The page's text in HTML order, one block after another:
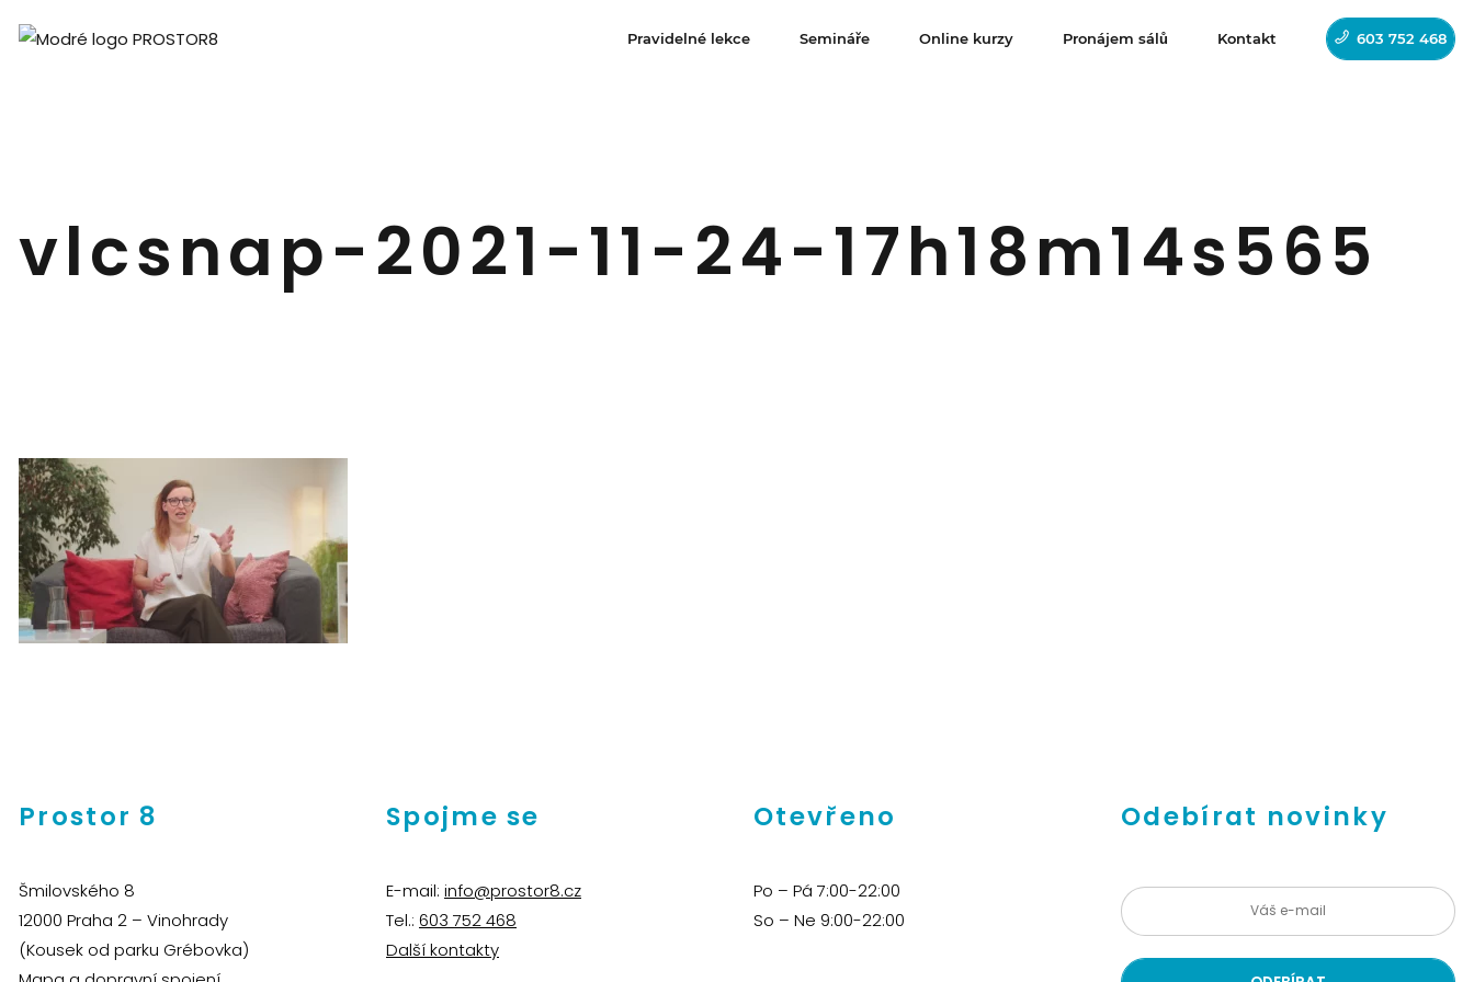
Pravidelné lekce Semináře Online kurzy Pronájem sálů Kontakt 603 752 468
vlcsnap-2021-11-24-17h18m14s565
Prostor 8
Šmilovského 8
12000 Praha 2 – Vinohrady
(Kousek od parku Grébovka)
Spojme se
E-mail: info@prostor8.cz
Tel.: 603 752 468
Další kontakty
Otevřeno
Po – Pá 7:00-22:00
So – Ne 9:00-22:00
Odebírat novinky